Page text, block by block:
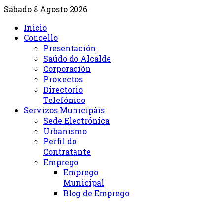
Sábado 8 Agosto 2026
Inicio
Concello
Presentación
Saúdo do Alcalde
Corporación
Proxectos
Directorio
Telefónico
Servizos Municipáis
Sede Electrónica
Urbanismo
Perfil do
Contratante
Emprego
Emprego
Municipal
Blog de Emprego